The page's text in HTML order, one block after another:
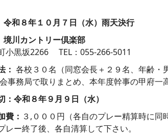
令和８年１０月７日（水）雨天決行
境川カントリー倶楽部
小黒坂2266 TEL：055-266-5011
： 各校３０名（同窓会長＋２９名、年齢・
事務局で取りまとめ、本年度幹事の甲府
令和８年９月９日（水）
費： ３,０００円（各自のプレー精算時に同
レー終了後、各自清算して下さい。